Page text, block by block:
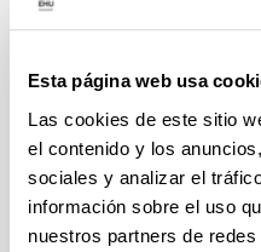
Esta página web usa
Las cookies de este sitio
el contenido y los
sociales y analizar el
información sobre el uso
nuestros partners de
Consulta el calendario
exámenesen la web de
Superior de Arquitectura.